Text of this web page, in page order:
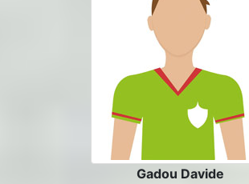
Gadou Davide